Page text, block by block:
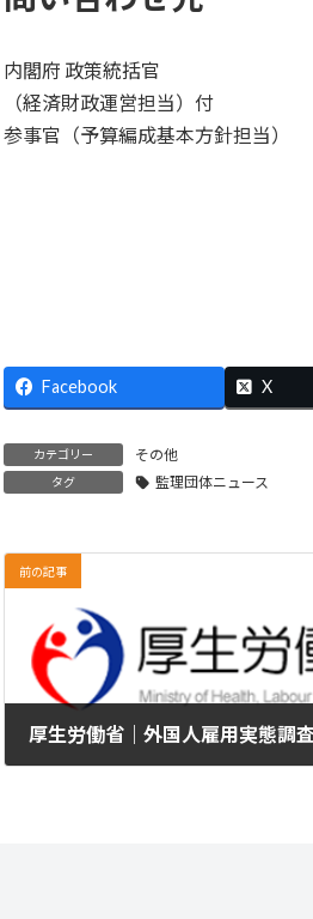
内閣府 政策統括官
（経済財政運営担当）付
参事官（予算編成基本方針担当）
Facebook X
カテゴリー その他
タグ 監理団体ニュース
前の記事